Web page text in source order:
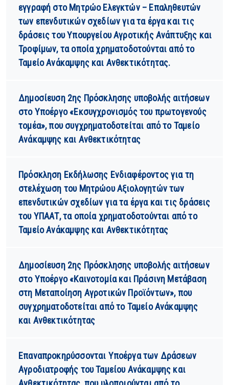
εγγραφή στο Μητρώο Ελεγκτών – Επαληθευτών
των επενδυτικών σχεδίων για τα έργα και τις
δράσεις του Υπουργείου Αγροτικής Ανάπτυξης και
Τροφίμων, τα οποία χρηματοδοτούνται από το
Ταμείο Ανάκαμψης και Ανθεκτικότητας.
Δημοσίευση 2ης Πρόσκλησης υποβολής αιτήσεων
στο Υποέργο «Εκσυγχρονισμός του πρωτογενούς
τομέα», που συγχρηματοδοτείται από το Ταμείο
Ανάκαμψης και Ανθεκτικότητας
Πρόσκληση Εκδήλωσης Ενδιαφέροντος για τη
στελέχωση του Μητρώου Αξιολογητών των
επενδυτικών σχεδίων για τα έργα και τις δράσεις
του ΥΠΑΑΤ, τα οποία χρηματοδοτούνται από το
Ταμείο Ανάκαμψης και Ανθεκτικότητας
Δημοσίευση 2ης Πρόσκλησης υποβολής αιτήσεων
στο Υποέργο «Καινοτομία και Πράσινη Μετάβαση
στη Μεταποίηση Αγροτικών Προϊόντων», που
συγχρηματοδοτείται από το Ταμείο Ανάκαμψης
και Ανθεκτικότητας
Επαναπροκηρύσσονται Υποέργα των Δράσεων
Αγροδιατροφής του Ταμείου Ανάκαμψης και